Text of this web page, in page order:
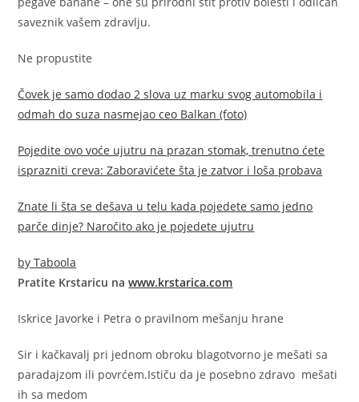
saveznik vašem zdravlju.
Ne propustite
Čovek je samo dodao 2 slova uz marku svog automobila i
odmah do suza nasmejao ceo Balkan (foto)
Pojedite ovo voće ujutru na prazan stomak, trenutno ćete
isprazniti creva: Zaboravićete šta je zatvor i loša probava
Znate li šta se dešava u telu kada pojedete samo jedno
parče dinje? Naročito ako je pojedete ujutru
by Taboola
Pratite Krstaricu nawww.krstarica.com
Iskrice Javorke i Petra o pravilnom mešanju hrane
Sir i kačkavalj pri jednom obroku blagotvorno je mešati sa
paradajzom ili povrćem.Ističu da je posebno zdravo mešati
ih sa medom